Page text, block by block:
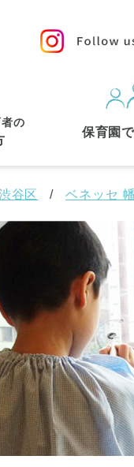
の
保育園
中央区
大田区(4)
練馬区(7)
国分寺市(1)
谷区 ベネッセ